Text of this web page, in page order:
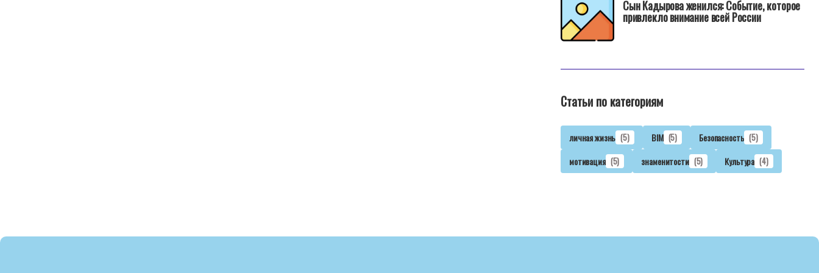
Сын Кадырова женился: Событие, которое
привлекло внимание всей России
Статьи по категориям
личная жизнь (5) BIM (5) Безопасность (5)
мотивация (5) знаменитости (5) Культура (4)